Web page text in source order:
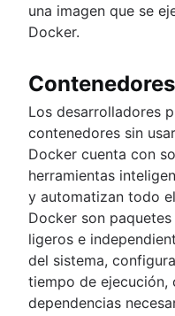
una imagen que se
Docker.
Contenedores
Los desarrolladores
contenedores sin
Docker cuenta con
herramientas
y automatizan todo
Docker son
ligeros e
del sistema,
tiempo de
dependencias